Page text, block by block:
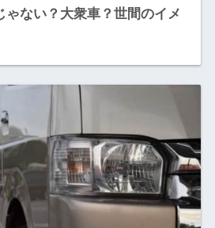
ゃない？大衆車？世間のイメ